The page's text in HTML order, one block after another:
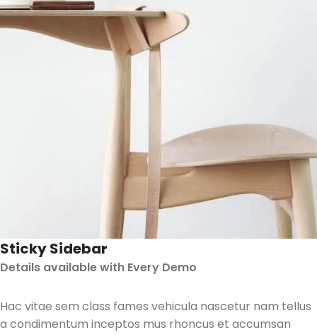
Sticky Sidebar
Details available with Every Demo
Hac vitae sem class fames vehicula nascetur nam tellus
a condimentum inceptos mus rhoncus et accumsan